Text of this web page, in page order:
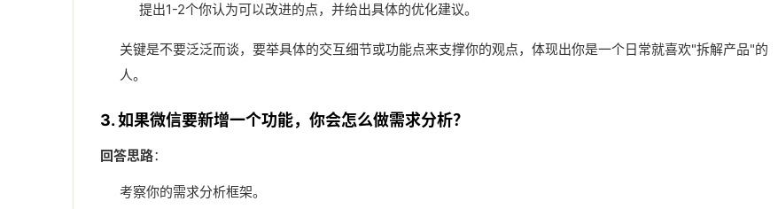
提出1-2个你认为可以改进的点，并给出具体的优化建议。
关键是不要泛泛而谈，要举具体的交互细节或功能点来支撑你的观点，体现出你是一个日常就喜欢"拆解产品"的
人。
3. 如果微信要新增一个功能，你会怎么做需求分析？
回答思路：
考察你的需求分析框架。